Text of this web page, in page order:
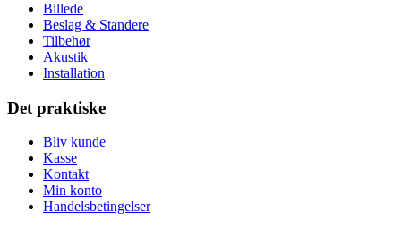
Billede
Beslag & Standere
Tilbehør
Akustik
Installation
Det praktiske
Bliv kunde
Kasse
Kontakt
Min konto
Handelsbetingelser